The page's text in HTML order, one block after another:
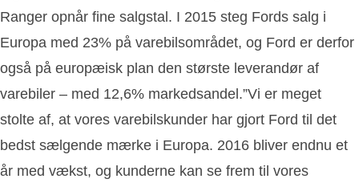
Ranger opnår fine salgstal. I 2015 steg Fords salg i
Europa med 23% på varebilsområdet, og Ford er derfor
også på europæisk plan den største leverandør af
varebiler – med 12,6% markedsandel.”Vi er meget
stolte af, at vores varebilskunder har gjort Ford til det
bedst sælgende mærke i Europa. 2016 bliver endnu et
år med vækst, og kunderne kan se frem til vores